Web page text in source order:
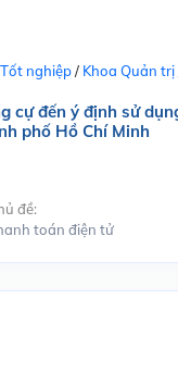
nghiệp/ Khoa Quản trị
cự đến ý định sử
phố Hồ Chí Minh
đề:
toán điện tử